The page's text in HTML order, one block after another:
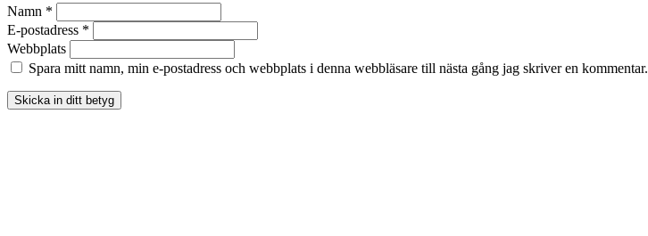
Namn *
E-postadress *
Webbplats
Spara mitt namn, min e-postadress och webbplats i denna webbläsare till nästa gång jag skriver en kommentar.